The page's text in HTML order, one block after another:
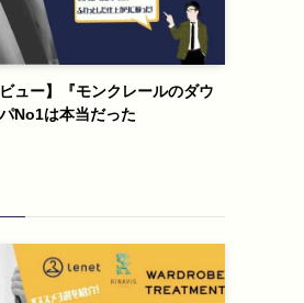
ュー】『モンクレールのダウ
No1は本当だった